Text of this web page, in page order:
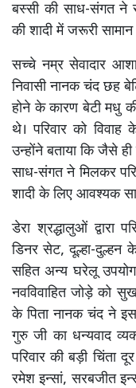
बस्सी की साध-संगत ने
की शादी में जरूरी
सच्चे नम्र सेवादार
निवासी नानक चंद छह
होने के कारण बेटी मधु
थे। परिवार को
उन्होंने बताया कि जैसे
साध-संगत ने मिलकर
शादी के लिए आवश्यक
डेरा श्रद्धालुओं द्वारा
डिनर सेट, दूल्हा-
सहित अन्य घरेलू
नवविवाहित जोड़े को
के पिता नानक चंद ने
गुरु जी का धन्यवाद
परिवार की बड़ी चिंता
रमेश इन्सां, सरबजीत